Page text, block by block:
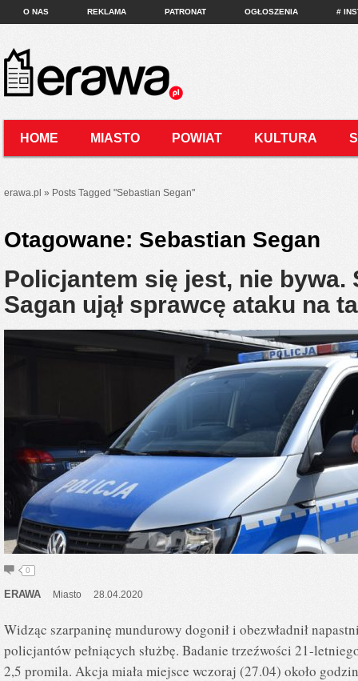
O NAS REKLAMA PATRONAT OGŁOSZENIA #
HOME MIASTO POWIAT KULTURA
erawa.pl » Posts Tagged "Sebastian Segan"
Otagowane: Sebastian Segan
Policjantem się jest, nie bywa.
Sagan ujął sprawcę ataku na
0
ERAWA Miasto 28.04.2020
Widząc szarpaninę mundurowy dogonił i obezwładnił
policjantów pełniących służbę. Badanie trzeźwości 21-
2,5 promila. Akcja miała miejsce wczoraj (27.04) około